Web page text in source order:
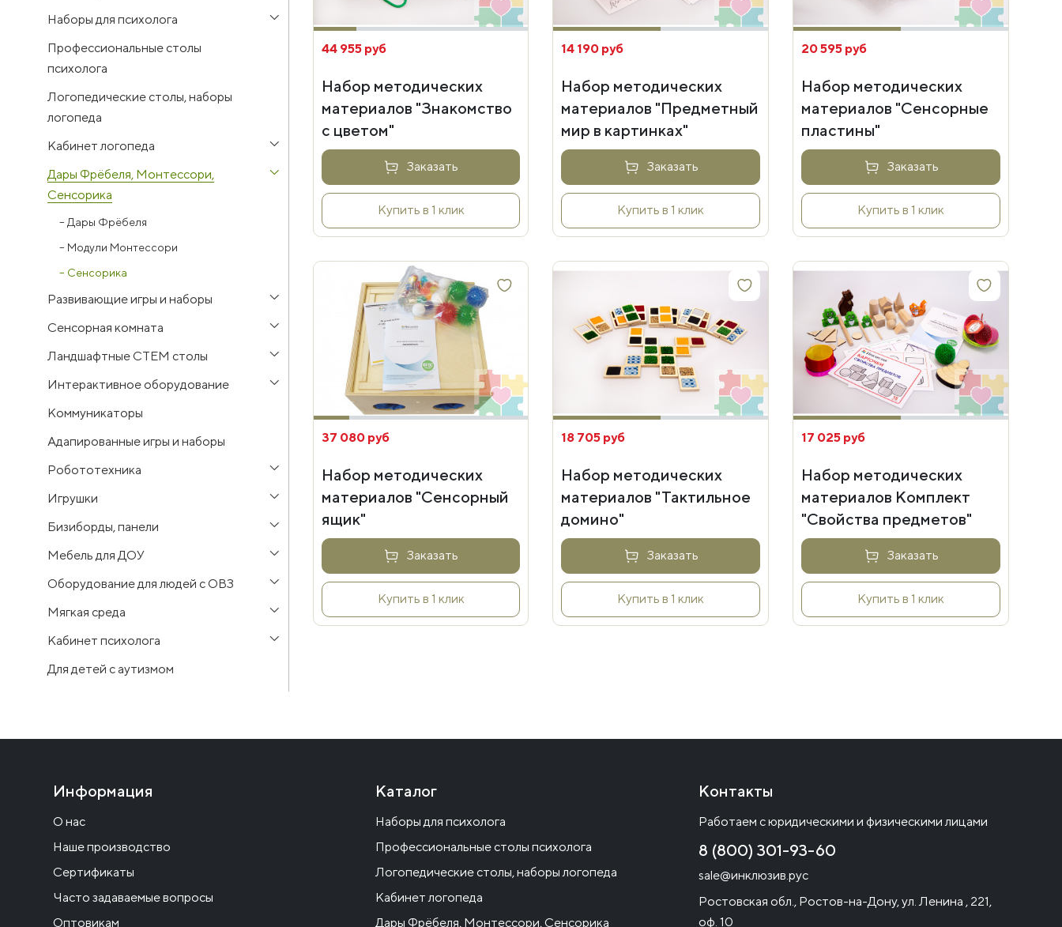
Наборы для психолога
Профессиональные столы
психолога
Логопедические столы, наборы
логопеда
Кабинет логопеда
Дары Фрёбеля, Монтессори,
Сенсорика
– Дары Фрёбеля
– Модули Монтессори
– Сенсорика
Развивающие игры и наборы
Сенсорная комната
Ландшафтные СТЕМ столы
Интерактивное оборудование
Коммуникаторы
Адапированные игры и наборы
Робототехника
Игрушки
Бизиборды, панели
Мебель для ДОУ
Оборудование для людей с ОВЗ
Мягкая среда
Кабинет психолога
Для детей с аутизмом
44 955 руб
Набор методических
материалов "Знакомство
с цветом"
Заказать
Купить в 1 клик
14 190 руб
Набор методических
материалов "Предметный
мир в картинках"
Заказать
Купить в 1 клик
20 595 руб
Набор методических
материалов "Сенсорные
пластины"
Заказать
Купить в 1 клик
37 080 руб
Набор методических
материалов "Сенсорный
ящик"
Заказать
Купить в 1 клик
18 705 руб
Набор методических
материалов "Тактильное
домино"
Заказать
Купить в 1 клик
17 025 руб
Набор методических
материалов Комплект
"Свойства предметов"
Заказать
Купить в 1 клик
Информация
О нас
Наше производство
Сертификаты
Часто задаваемые вопросы
Оптовикам
Каталог
Наборы для психолога
Профессиональные столы психолога
Логопедические столы, наборы логопеда
Кабинет логопеда
Дары Фрёбеля, Монтессори, Сенсорика
Контакты
Работаем с юридическими и физическими лицами
8 (800) 301-93-60
sale@инклюзив.рус
Ростовская обл., Ростов-на-Дону, ул. Ленина , 221,
оф. 10